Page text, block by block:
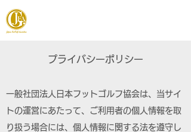
プライバシーポリシー
一般社団法人日本フットゴルフ協会は、当サイ
トの運営にあたって、ご利用者の個人情報を取
り扱う場合には、個人情報に関する法を遵守し